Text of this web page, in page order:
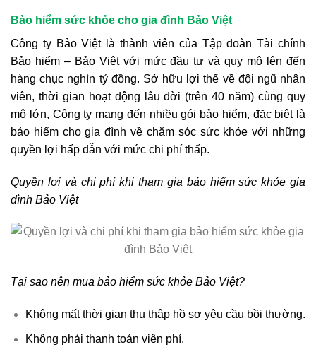
Bảo hiểm sức khỏe cho gia đình Bảo Việt
Công ty Bảo Việt là thành viên của Tập đoàn Tài chính
Bảo hiểm – Bảo Việt với mức đầu tư và quy mô lên đến
hàng chục nghìn tỷ đồng. Sở hữu lợi thế về đội ngũ nhân
viên, thời gian hoạt động lâu đời (trên 40 năm) cùng quy
mô lớn, Công ty mang đến nhiều gói bảo hiểm, đặc biệt là
bảo hiểm cho gia đình về chăm sóc sức khỏe với những
quyền lợi hấp dẫn với mức chi phí thấp.
Quyền lợi và chi phí khi tham gia bảo hiểm sức khỏe gia
đình Bảo Việt
Tại sao nên mua bảo hiểm sức khỏe Bảo Việt?
Không mất thời gian thu thập hồ sơ yêu cầu bồi thường.
Không phải thanh toán viện phí.